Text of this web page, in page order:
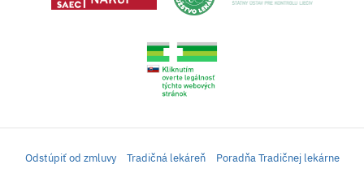
Odstúpiť od zmluvy Tradičná lekáreň Poradňa Tradičnej lekárne